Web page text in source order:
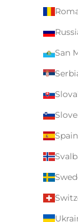
San